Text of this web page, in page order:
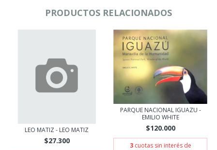
PRODUCTOS RELACIONADOS
LEO MATIZ - LEO MATIZ
$27.300
PARQUE NACIONAL IGUAZU -
EMILIO WHITE
$120.000
3 cuotas sin interés de